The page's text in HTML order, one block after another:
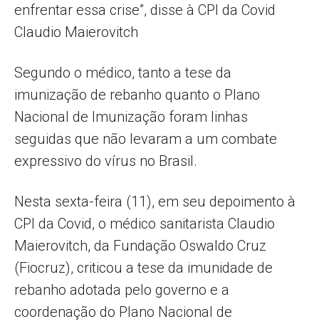
enfrentar essa crise”, disse à CPI da Covid
Claudio Maierovitch
Segundo o médico, tanto a tese da
imunização de rebanho quanto o Plano
Nacional de Imunização foram linhas
seguidas que não levaram a um combate
expressivo do vírus no Brasil.
Nesta sexta-feira (11), em seu depoimento à
CPI da Covid, o médico sanitarista Claudio
Maierovitch, da Fundação Oswaldo Cruz
(Fiocruz), criticou a tese da imunidade de
rebanho adotada pelo governo e a
coordenação do Plano Nacional de